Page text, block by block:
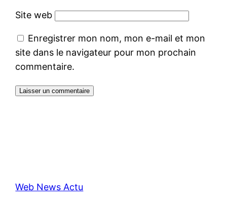
Site web
Enregistrer mon nom, mon e-mail et mon
site dans le navigateur pour mon prochain
commentaire.
Web News Actu